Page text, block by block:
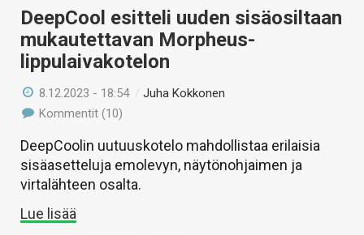
DeepCool esitteli uuden sisäosiltaan
mukautettavan Morpheus-
lippulaivakotelon
8.12.2023 - 18:54 /Juha Kokkonen
Kommentit (10)
DeepCoolin uutuuskotelo mahdollistaa erilaisia
sisäasetteluja emolevyn, näytönohjaimen ja
virtalähteen osalta.
Lue lisää